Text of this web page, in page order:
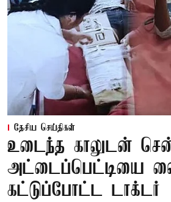
தேசிய செய்திகள்
உடைந்த காலுடன்
அட்டைப்பெட்டியை
கட்டுப்போட்ட டாக்டர்